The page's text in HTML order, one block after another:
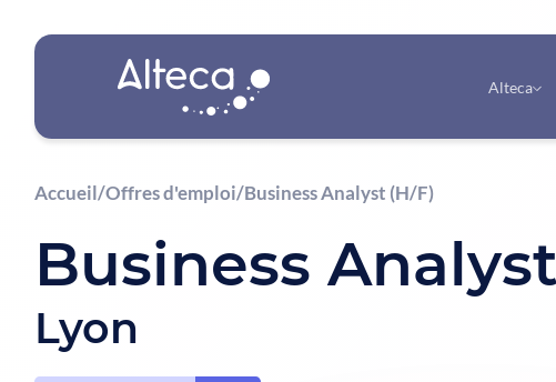
Alteca
Accueil/Offres d'emploi/Business Analyst (H/F)
Business
Lyon